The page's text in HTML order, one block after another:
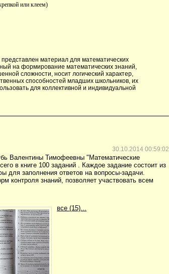
или клеем)
материал для математических
на формирование математических знаний,
сложности, носит логический характер,
способностей младших школьников, их
для коллективной и индивидуальной
30.10.2014 00:59:02
Валентины Тимофеевны "Математические
в книге 100 заданий . Каждое задание состоит из
для заполнения ответов на вопросы-задачи.
контроля знаний, позволяет участвовать всем
все (15)...